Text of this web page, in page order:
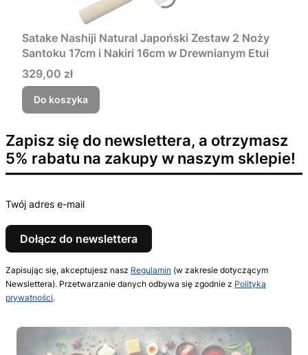
Satake Nashiji Natural Japoński Zestaw 2 Noży
Santoku 17cm i Nakiri 16cm w Drewnianym Etui
Cena
329,00 zł
Do koszyka
Zapisz się do newslettera, a otrzymasz
5% rabatu na zakupy w naszym sklepie!
Twój adres e-mail
Dołącz do newslettera
Zapisując się, akceptujesz nasz Regulamin (w zakresie dotyczącym
Newslettera). Przetwarzanie danych odbywa się zgodnie z Polityką
prywatności.